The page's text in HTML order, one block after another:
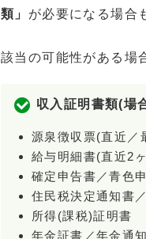
類」 が必要になる場合
該当の可能性がある場
収入証明書類(場
源泉徴収票(直近／
給与明細書(直近2
確定申告書／青色
住民税決定通知書
所得(課税)証明書
年金証書／年金通